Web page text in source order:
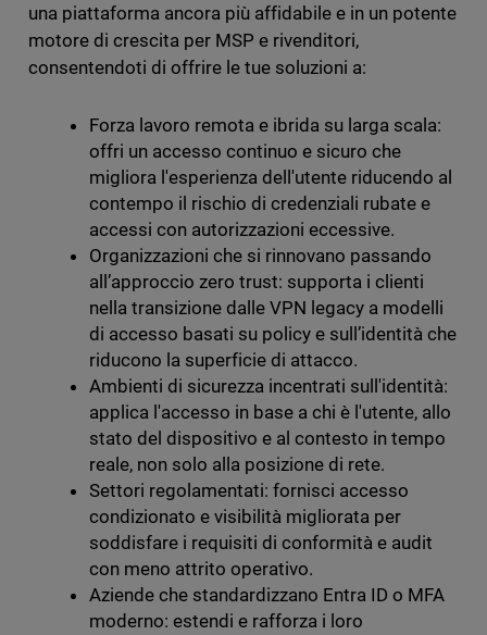
una piattaforma ancora più affidabile e in un potente
motore di crescita per MSP e rivenditori,
consentendoti di offrire le tue soluzioni a:
Forza lavoro remota e ibrida su larga scala:
offri un accesso continuo e sicuro che
migliora l'esperienza dell'utente riducendo al
contempo il rischio di credenziali rubate e
accessi con autorizzazioni eccessive.
Organizzazioni che si rinnovano passando
all’approccio zero trust: supporta i clienti
nella transizione dalle VPN legacy a modelli
di accesso basati su policy e sull’identità che
riducono la superficie di attacco.
Ambienti di sicurezza incentrati sull'identità:
applica l'accesso in base a chi è l'utente, allo
stato del dispositivo e al contesto in tempo
reale, non solo alla posizione di rete.
Settori regolamentati: fornisci accesso
condizionato e visibilità migliorata per
soddisfare i requisiti di conformità e audit
con meno attrito operativo.
Aziende che standardizzano Entra ID o MFA
moderno: estendi e rafforza i loro